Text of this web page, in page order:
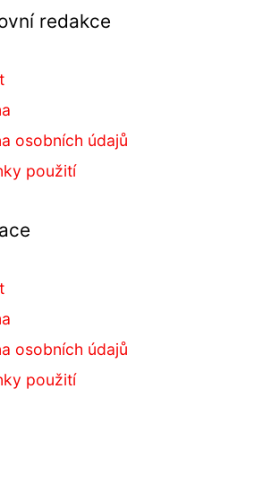
redakce
osobních údajů
použití
osobních údajů
použití